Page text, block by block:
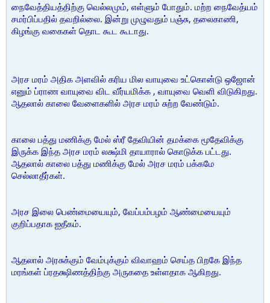
நைவேத்தியத்திற்கு வெல்லமும், எள்ளும் போதும். மற்ற நைவேத்யம்
சமர்பிப்பதில் தவறில்லை. இன்று முழுவதும் பஞ்சு, தலைகாணி,
கிழங்கு வகைகள் தொட கூட கூடாது.
அரச மரம் அதிக அளவில் கரிய மில வாயுவை உட்கொன்டு ஒஜோன்
எனும் ப்ராண வாயுவை விட வீர்யமிக்க , வாயுவை வெளி விடுகிறது.
ஆதலால் காலை வேளைகளில் அரச மரம் சுற்ற வேண்டும்.
காலை பத்து மணிக்கு மேல் ஸ்ரீ தேவியின் தமக்கை மூதேவிக்கு
இருக்க இந்த அரச மரம் லக்ஷ்மி தாயாரால் கொடுக்க பட்டது.
ஆதலால் காலை பத்து மணிக்கு மேல் அரச மரம் பக்கமே
செல்லாதீர்கள்.
அரச இலை பெண்மையையும், வேப்பம்பழம் ஆண்மையையும்
குறிப்பதாக ஐதீகம்.
ஆதலால் அரசுக்கும் வேம்புக்கும் விவாஹம் செய்த பிறகே இந்த
மரங்கள் ப்ரதக்ஷிணத்திற்கு அருகதை உள்ளதாக ஆகிறது.